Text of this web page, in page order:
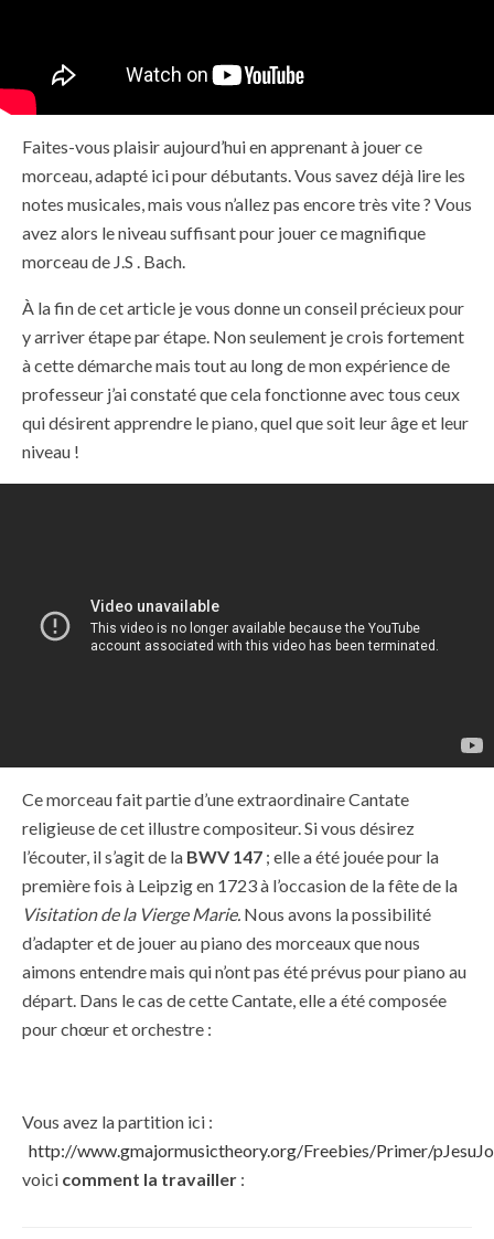
Faites-vous plaisir aujourd’hui en apprenant à jouer ce
morceau, adapté ici pour débutants. Vous savez déjà lire les
notes musicales, mais vous n’allez pas encore très vite ? Vous
avez alors le niveau suffisant pour jouer ce magnifique
morceau de J.S . Bach.
À la fin de cet article je vous donne un conseil précieux pour
y arriver étape par étape. Non seulement je crois fortement
à cette démarche mais tout au long de mon expérience de
professeur j’ai constaté que cela fonctionne avec tous ceux
qui désirent apprendre le piano, quel que soit leur âge et leur
niveau !
Ce morceau fait partie d’une extraordinaire Cantate
religieuse de cet illustre compositeur. Si vous désirez
l’écouter, il s’agit de la BWV 147 ; elle a été jouée pour la
première fois à Leipzig en 1723 à l’occasion de la fête de la
Visitation de la Vierge Marie. Nous avons la possibilité
d’adapter et de jouer au piano des morceaux que nous
aimons entendre mais qui n’ont pas été prévus pour piano au
départ. Dans le cas de cette Cantate, elle a été composée
pour chœur et orchestre :
Vous avez la partition ici :
http://www.gmajormusictheory.org/Freebies/Primer/
voici comment la travailler :